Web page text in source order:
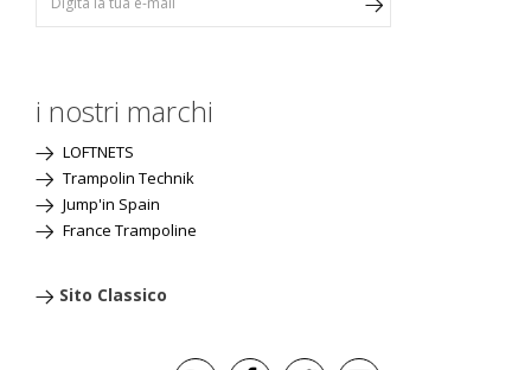
i nostri marchi
LOFTNETS
Trampolin Technik
Jump'in Spain
France Trampoline
Sito Classico